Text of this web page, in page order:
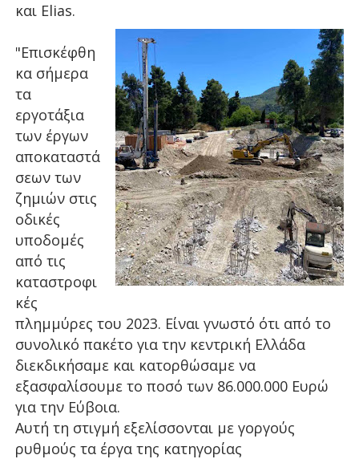
και Εlias.
"Επισκέφθη
κα σήμερα
τα
εργοτάξια
των έργων
αποκαταστά
σεων των
ζημιών στις
οδικές
υποδομές
από τις
καταστροφι
κές
πλημμύρες του 2023. Είναι γνωστό ότι από το
συνολικό πακέτο για την κεντρική Ελλάδα
διεκδικήσαμε και κατορθώσαμε να
εξασφαλίσουμε το ποσό των 86.000.000 Ευρώ
για την Εύβοια.
Αυτή τη στιγμή εξελίσσονται με γοργούς
ρυθμούς τα έργα της κατηγορίας